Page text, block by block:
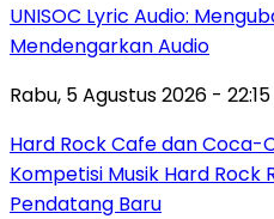
UNISOC Lyric Audio:
Mendengarkan Audio
Rabu, 5 Agustus 2026 - 22:15
Hard Rock Cafe dan Coca-
Kompetisi Musik Hard Rock
Pendatang Baru